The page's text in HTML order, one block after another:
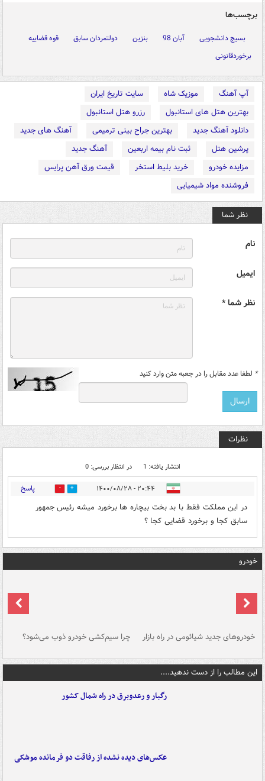
برچسب‌ها
بسیج دانشجویی آبان 98 بنزین دولتمردان سابق
قوه قضاییه
برخوردقانونی
آپ آهنگ موزیک شاه
سایت تاریخ ایران
بهترین هتل های استانبول
رزرو هتل استانبول
دانلود آهنگ جدید
بهترین جراح بینی ترمیمی
آهنگ های جدید
پرشین هتل
ثبت نام بیمه اربعین
آهنگ جدید
مزایده خودرو
خرید بلیط استخر
قیمت ورق آهن پرایس
فروشنده مواد شیمیایی
نظر شما
نام
ایمیل
نظر شما *
* لطفا عدد مقابل را در جعبه متن وارد کنید
نظرات
انتشار یافته: 1 در انتظار بررسی: 0
۲۰:۴۴ - ۱۴۰۰/۰۸/۲۸ 1 پاسخ
در این مملکت فقط با بد بخت بیچاره ها برخورد میشه رئیس جمهور
سابق کجا و برخورد قضایی کجا ؟
خودرو
خودروهای جدید شیائومی در راه بازار چرا سیم‌کشی خودرو ذوب می‌شود؟
این مطالب را از دست ندهید....
رگبار و رعدوبرق در راه شمال کشور
عکس‌های دیده نشده از رفاقت دو فرمانده‌ موشکی